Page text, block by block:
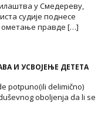
у Смедереву,
судије поднесе
ометање правде […]
И УСВОЈЕЊЕ ДЕТЕТА
potpuno(ili delimično)
oboljenja da li se